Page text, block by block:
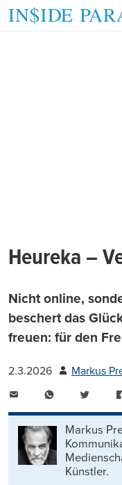
Heureka –
Nicht online,
beschert das
freuen: für den
2.3.2026 Markus
WhatsApp
Markus
Künstler.